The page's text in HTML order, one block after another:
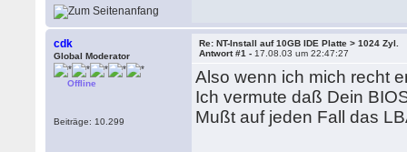
cdk
Global Moderator
Offline
Beiträge: 10.299
Re: NT-Install auf 10GB IDE Platte > 1024 Zyl.
Antwort #1 - 17.08.03 um 22:47:27
Also wenn ich mich recht
Ich vermute daß Dein
Mußt auf jeden Fall das